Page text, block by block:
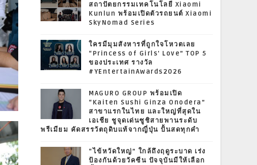
สถาปัตยกรรมเทคโนโลยี Xiaomi
Kunlun พร้อมเปิดตัวรถยนต์ Xiaomi
SkyNomad Series
ใครมีมุมสังหารที่ถูกใจโหวตเลย
“Princess of Girls' Love” TOP 5
ของประเทศ รางวัล
#YEntertainAwards2026
MAGURO GROUP พร้อมเปิด
“Kaiten Sushi Ginza Onodera”
สาขาแรกในไทย และใหญ่ที่สุดใน
เอเชีย ชูจุดเด่นซูชิสายพานระดับ
พรีเมียม คัดสรรวัตถุดิบแท้จากญี่ปุ่น ปั้นสดทุกคำ
“ไข้หวัดใหญ่” ใกล้ถึงฤดูระบาด เร่ง
ป้องกันด้วยวัคซีน ปัจจุบันมีให้เลือก